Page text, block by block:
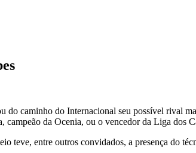
caminho do Internacional seu possível rival
da Ocenia, ou o vencedor da Liga dos
teve, entre outros convidados, a presença do